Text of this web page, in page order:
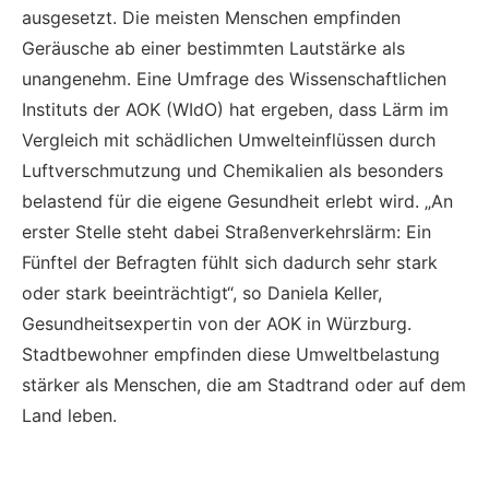
ausgesetzt. Die meisten Menschen empfinden
Geräusche ab einer bestimmten Lautstärke als
unangenehm. Eine Umfrage des Wissenschaftlichen
Instituts der AOK (WIdO) hat ergeben, dass Lärm im
Vergleich mit schädlichen Umwelteinflüssen durch
Luftverschmutzung und Chemikalien als besonders
belastend für die eigene Gesundheit erlebt wird. „An
erster Stelle steht dabei Straßenverkehrslärm: Ein
Fünftel der Befragten fühlt sich dadurch sehr stark
oder stark beeinträchtigt“, so Daniela Keller,
Gesundheitsexpertin von der AOK in Würzburg.
Stadtbewohner empfinden diese Umweltbelastung
stärker als Menschen, die am Stadtrand oder auf dem
Land leben.